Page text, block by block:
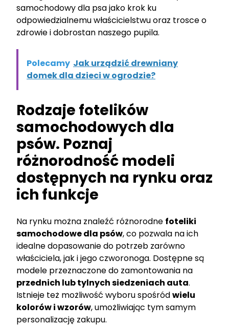
samochodowy dla psa jako krok ku
odpowiedzialnemu właścicielstwu oraz trosce o
zdrowie i dobrostan naszego pupila.
Polecamy Jak urządzić drewniany
domek dla dzieci w ogrodzie?
Rodzaje fotelików
samochodowych dla
psów. Poznaj
różnorodność modeli
dostępnych na rynku oraz
ich funkcje
Na rynku można znaleźć różnorodne foteliki
samochodowe dla psów, co pozwala na ich
idealne dopasowanie do potrzeb zarówno
właściciela, jak i jego czworonoga. Dostępne są
modele przeznaczone do zamontowania na
przednich lub tylnych siedzeniach auta.
Istnieje też możliwość wyboru spośródwielu
kolorów i wzorów, umożliwiając tym samym
personalizację zakupu.